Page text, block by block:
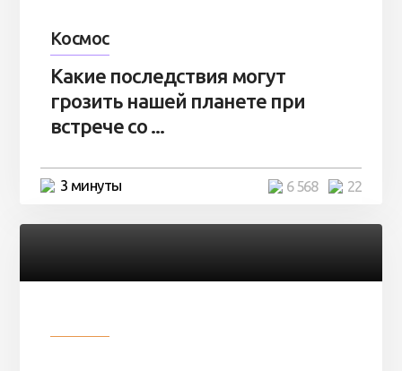
Космос
Какие последствия могут
грозить нашей планете при
встрече со ...
3 минуты 22
6 568